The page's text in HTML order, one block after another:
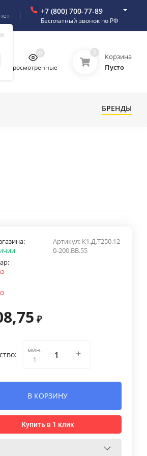
✖
+7 (800) 700-77-89
Бесплатный звонок по РФ
Просмотренные
0 0
Корзина
Пусто
БРЕНДЫ
Артикул: К1.Д.Т250.12
0-200.ВВ.55
₽
мин.
1
В КОРЗИНУ
Купить в 1 клик